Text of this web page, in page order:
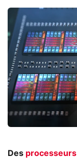
Des processeurs